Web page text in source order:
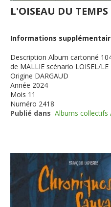
L'OISEAU DU
Informations
Description Album cartonné
de MALLIE scénario LOISEL/
Origine DARGAUD
Année 2024
Mois 11
Numéro 2418
Publié dans Albums collectifs